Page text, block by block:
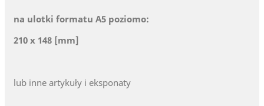
na ulotki formatu A5 poziomo:
210 x 148 [mm]
lub inne artykuły i eksponaty